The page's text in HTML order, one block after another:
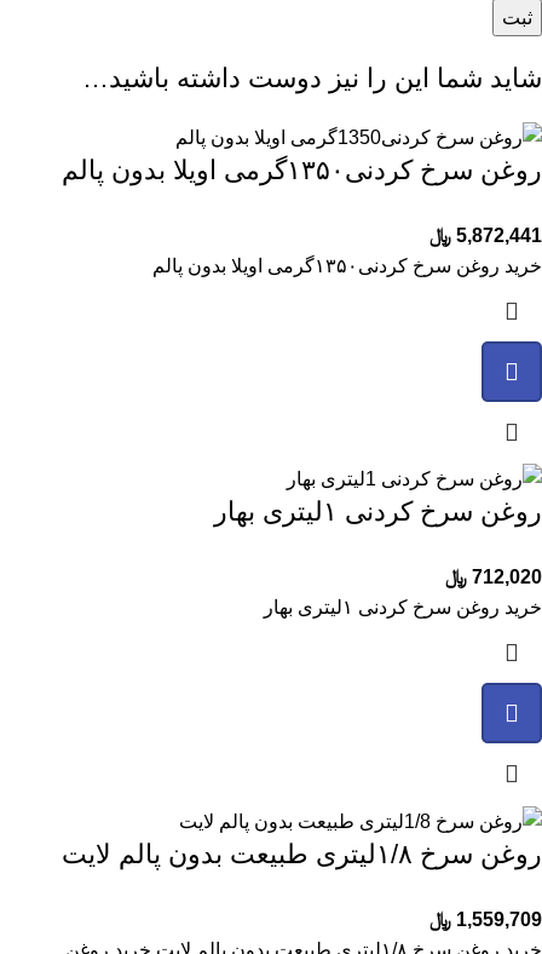
شاید شما این را نیز دوست داشته باشید…
روغن سرخ کردنی۱۳۵۰گرمی اویلا بدون پالم
5,872,441 ﷼
خرید روغن سرخ کردنی۱۳۵۰گرمی اویلا بدون پالم
روغن سرخ کردنی ۱لیتری بهار
712,020 ﷼
خرید روغن سرخ کردنی ۱لیتری بهار
روغن سرخ ۱/۸لیتری طبیعت بدون پالم لایت
1,559,709 ﷼
خرید روغن سرخ ۱/۸لیتری طبیعت بدون پالم لایت خرید روغن